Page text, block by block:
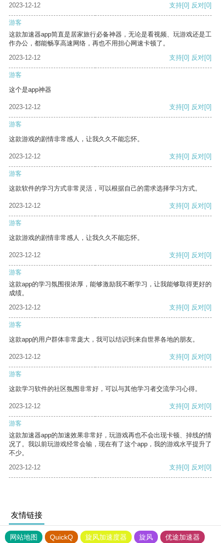
2023-12-12
支持[0] 反对[0]
游客
这款加速器app简直是居家旅行必备神器，无论是看视频、玩游戏还是工
作办公，都能畅享高速网络，再也不用担心网速卡顿了。
2023-12-12
支持[0] 反对[0]
游客
这个是app神器
2023-12-12 支持[0] 反对[0]
游客
这款游戏的剧情非常感人，让我久久不能忘怀。
2023-12-12 支持[0] 反对[0]
游客
这款软件的学习方式非常灵活，可以根据自己的需求选择学习方式。
2023-12-12 支持[0] 反对[0]
游客
这款游戏的剧情非常感人，让我久久不能忘怀。
2023-12-12 支持[0] 反对[0]
游客
这款app的学习氛围很浓厚，能够激励我不断学习，让我能够取得更好的
成绩。
2023-12-12
支持[0] 反对[0]
游客
这款app的用户群体非常庞大，我可以结识到来自世界各地的朋友。
2023-12-12 支持[0] 反对[0]
游客
这款学习软件的社区氛围非常好，可以与其他学习者交流学习心得。
2023-12-12 支持[0] 反对[0]
游客
这款加速器app的加速效果非常好，玩游戏再也不会出现卡顿、掉线的情
况了。我以前玩游戏经常会输，现在有了这个app，我的游戏水平提升了
不少。
2023-12-12
支持[0] 反对[0]
友情链接
网站地图 QuickQ 旋风加速度器 旋风 优途加速器